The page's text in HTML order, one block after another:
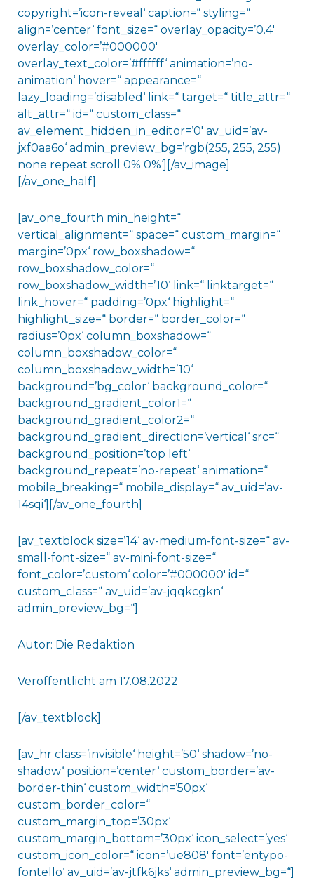
copyright=’icon-reveal‘ caption=“ styling=“
align=’center‘ font_size=“ overlay_opacity=’0.4′
overlay_color=’#000000′
overlay_text_color=’#ffffff‘ animation=’no-
animation‘ hover=“ appearance=“
lazy_loading=’disabled‘ link=“ target=“ title_attr=“
alt_attr=“ id=“ custom_class=“
av_element_hidden_in_editor=’0′ av_uid=’av-
jxf0aa6o‘ admin_preview_bg=’rgb(255, 255, 255)
none repeat scroll 0% 0%‘][/av_image]
[/av_one_half]
[av_one_fourth min_height=“
vertical_alignment=“ space=“ custom_margin=“
margin=’0px‘ row_boxshadow=“
row_boxshadow_color=“
row_boxshadow_width=’10‘ link=“ linktarget=“
link_hover=“ padding=’0px‘ highlight=“
highlight_size=“ border=“ border_color=“
radius=’0px‘ column_boxshadow=“
column_boxshadow_color=“
column_boxshadow_width=’10‘
background=’bg_color‘ background_color=“
background_gradient_color1=“
background_gradient_color2=“
background_gradient_direction=’vertical‘ src=“
background_position=’top left‘
background_repeat=’no-repeat‘ animation=“
mobile_breaking=“ mobile_display=“ av_uid=’av-
14sqi‘][/av_one_fourth]
[av_textblock size=’14‘ av-medium-font-size=“ av-
small-font-size=“ av-mini-font-size=“
font_color=’custom‘ color=’#000000′ id=“
custom_class=“ av_uid=’av-jqqkcgkn‘
admin_preview_bg=“]
Autor: Die Redaktion
Veröffentlicht am 17.08.2022
[/av_textblock]
[av_hr class=’invisible‘ height=’50‘ shadow=’no-
shadow‘ position=’center‘ custom_border=’av-
border-thin‘ custom_width=’50px‘
custom_border_color=“
custom_margin_top=’30px‘
custom_margin_bottom=’30px‘ icon_select=’yes‘
custom_icon_color=“ icon=’ue808′ font=’entypo-
fontello‘ av_uid=’av-jtfk6jks‘ admin_preview_bg=“]